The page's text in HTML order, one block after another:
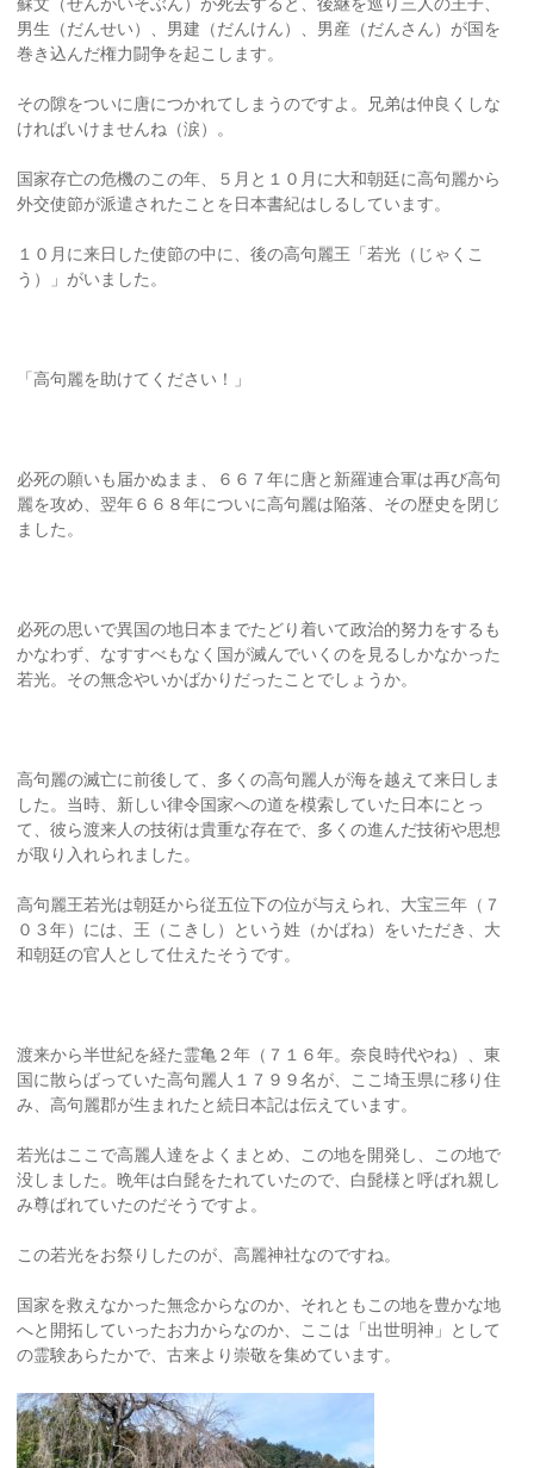
男生（だんせい）、男建（だんけん）、男産（だんさん）が国を
巻き込んだ権力闘争を起こします。
その隙をついに唐につかれてしまうのですよ。兄弟は仲良くしな
ければいけませんね（涙）。
国家存亡の危機のこの年、５月と１０月に大和朝廷に高句麗から
外交使節が派遣されたことを日本書紀はしるしています。
１０月に来日した使節の中に、後の高句麗王「若光（じゃくこ
う）」がいました。
「高句麗を助けてください！」
必死の願いも届かぬまま、６６７年に唐と新羅連合軍は再び高句
麗を攻め、翌年６６８年についに高句麗は陥落、その歴史を閉じ
ました。
必死の思いで異国の地日本までたどり着いて政治的努力をするも
かなわず、なすすべもなく国が滅んでいくのを見るしかなかった
若光。その無念やいかばかりだったことでしょうか。
高句麗の滅亡に前後して、多くの高句麗人が海を越えて来日しま
した。当時、新しい律令国家への道を模索していた日本にとっ
て、彼ら渡来人の技術は貴重な存在で、多くの進んだ技術や思想
が取り入れられました。
高句麗王若光は朝廷から従五位下の位が与えられ、大宝三年（７
０３年）には、王（こきし）という姓（かばね）をいただき、大
和朝廷の官人として仕えたそうです。
渡来から半世紀を経た霊亀２年（７１６年。奈良時代やね）、東
国に散らばっていた高句麗人１７９９名が、ここ埼玉県に移り住
み、高句麗郡が生まれたと続日本記は伝えています。
若光はここで高麗人達をよくまとめ、この地を開発し、この地で
没しました。晩年は白髭をたれていたので、白髭様と呼ばれ親し
み尊ばれていたのだそうですよ。
この若光をお祭りしたのが、高麗神社なのですね。
国家を救えなかった無念からなのか、それともこの地を豊かな地
へと開拓していったお力からなのか、ここは「出世明神」として
の霊験あらたかで、古来より崇敬を集めています。